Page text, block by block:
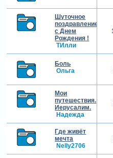
Шуточное
поздравление
с Днем
Рождения !
ТИлли
Боль
Ольга
Мои
путешествия.
Иерусалим.
Надежда
Где живёт
мечта
Nelly2706